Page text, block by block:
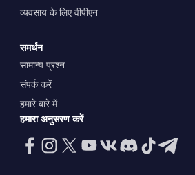
व्यवसाय के लिए वीपीएन
समर्थन
सामान्य प्रश्न
संपर्क करें
हमारे बारे में
हमारा अनुसरण करें